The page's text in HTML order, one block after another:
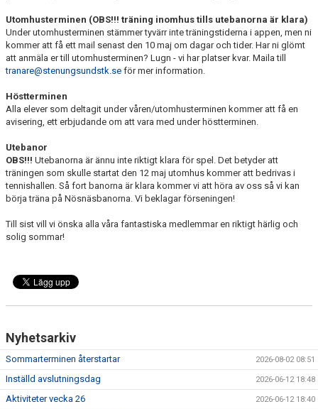
Utomhusterminen (OBS!!! träning inomhus tills utebanorna är klara)
Under utomhusterminen stämmer tyvärr inte träningstiderna i appen, men ni
kommer att få ett mail senast den 10 maj om dagar och tider. Har ni glömt
att anmäla er till utomhusterminen? Lugn - vi har platser kvar. Maila till
tranare@stenungsundstk.se för mer information.
Höstterminen
Alla elever som deltagit under våren/utomhusterminen kommer att få en
avisering, ett erbjudande om att vara med under höstterminen.
Utebanor
OBS!!! Utebanorna är ännu inte riktigt klara för spel. Det betyder att
träningen som skulle startat den 12 maj utomhus kommer att bedrivas i
tennishallen. Så fort banorna är klara kommer vi att höra av oss så vi kan
börja träna på Nösnäsbanorna. Vi beklagar förseningen!
Till sist vill vi önska alla våra fantastiska medlemmar en riktigt härlig och
solig sommar!
Nyhetsarkiv
Sommarterminen återstartar 2026-08-02 08:51
Inställd avslutningsdag 2026-06-12 18:48
Aktiviteter vecka 26 2026-06-12 18:40